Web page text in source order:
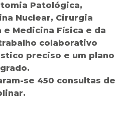
Patológica,
Nuclear, Cirurgia
Medicina Física e da
colaborativo
preciso e um plano
se 450 consultas de